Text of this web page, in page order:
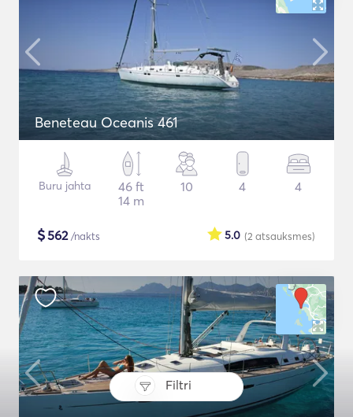
Filtri
Beneteau Oceanis 461
Buru jahta
46 ft
14 m
10 4 4
$562/nakts (2 atsauksmes)
5.0